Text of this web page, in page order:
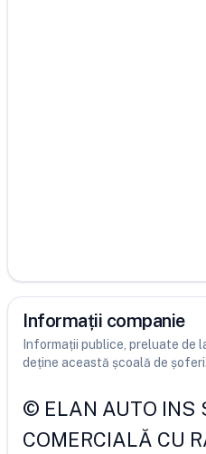
Informații companie
Informații publice, preluate de
deține această școală de șoferi.
© ELAN AUTO INS
COMERCIALĂ CU